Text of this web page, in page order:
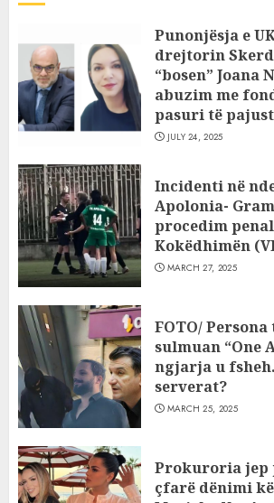
Punonjësja e
drejtorin
“bosen” Joana
abuzim me
pasuri të
JULY 24, 2025
Incidenti në
Apolonia-
procedim
Kokëdhimën
MARCH 27, 2025
FOTO/
sulmuan “One
ngjarja u
serverat?
MARCH 25, 2025
Prokuroria jep
çfarë dënimi